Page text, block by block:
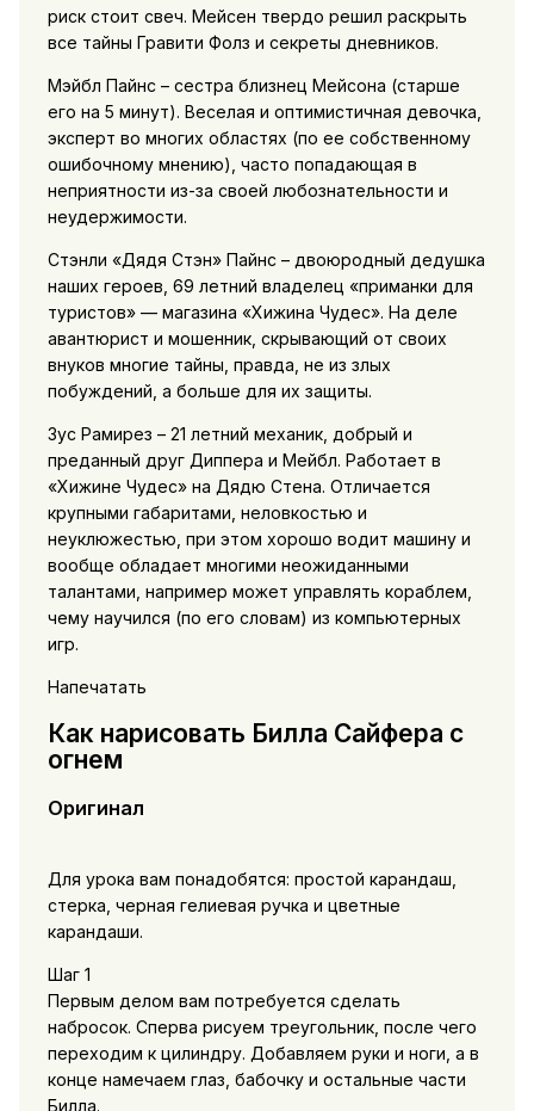
риск стоит свеч. Мейсен твердо решил раскрыть
все тайны Гравити Фолз и секреты дневников.
Мэйбл Пайнс – сестра близнец Мейсона (старше
его на 5 минут). Веселая и оптимистичная девочка,
эксперт во многих областях (по ее собственному
ошибочному мнению), часто попадающая в
неприятности из-за своей любознательности и
неудержимости.
Стэнли «Дядя Стэн» Пайнс – двоюродный дедушка
наших героев, 69 летний владелец «приманки для
туристов» — магазина «Хижина Чудес». На деле
авантюрист и мошенник, скрывающий от своих
внуков многие тайны, правда, не из злых
побуждений, а больше для их защиты.
Зус Рамирез – 21 летний механик, добрый и
преданный друг Диппера и Мейбл. Работает в
«Хижине Чудес» на Дядю Стена. Отличается
крупными габаритами, неловкостью и
неуклюжестью, при этом хорошо водит машину и
вообще обладает многими неожиданными
талантами, например может управлять кораблем,
чему научился (по его словам) из компьютерных
игр.
Напечатать
Как нарисовать Билла Сайфера с
огнем
Оригинал
Для урока вам понадобятся: простой карандаш,
стерка, черная гелиевая ручка и цветные
карандаши.
Шаг 1
Первым делом вам потребуется сделать
набросок. Сперва рисуем треугольник, после чего
переходим к цилиндру. Добавляем руки и ноги, а в
конце намечаем глаз, бабочку и остальные части
Билла.